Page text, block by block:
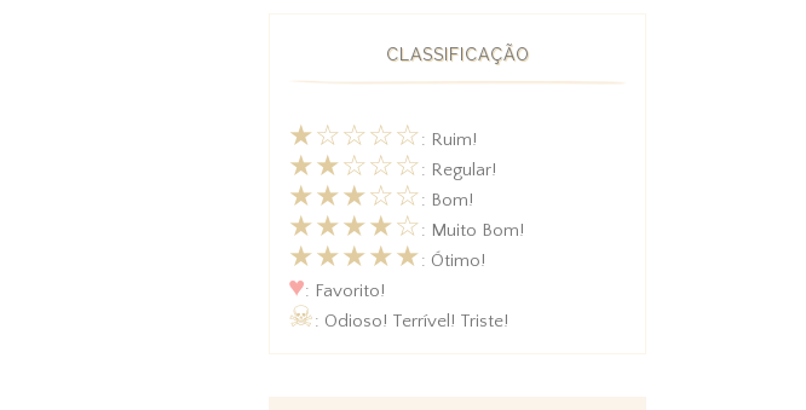
CLASSIFICAÇÃO
★☆☆☆☆: Ruim!
★★☆☆☆: Regular!
★★★☆☆: Bom!
★★★★☆: Muito Bom!
★★★★★: Ótimo!
♥: Favorito!
☠: Odioso! Terrível! Triste!